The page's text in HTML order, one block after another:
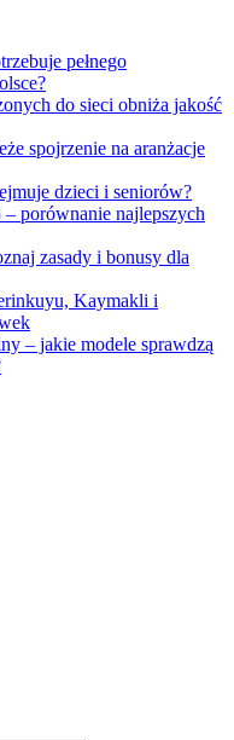
pełnego
do sieci obniża jakość
spojrzenie na aranżacje
dzieci i seniorów?
porównanie najlepszych
zasady i bonusy dla
Kaymakli i
– jakie modele sprawdzą